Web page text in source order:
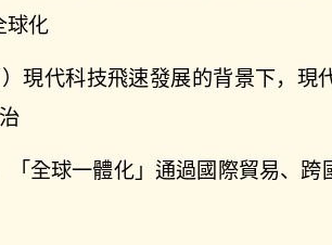
球化
現代科技飛速發展的背景下，
「全球一體化」通過國際貿易、